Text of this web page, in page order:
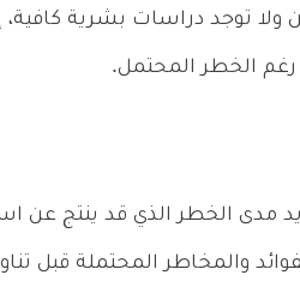
ولا توجد دراسات بشرية كافية،
رغم الخطر المحتمل.
الخطر الذي قد ينتج عن
والمخاطر المحتملة قبل